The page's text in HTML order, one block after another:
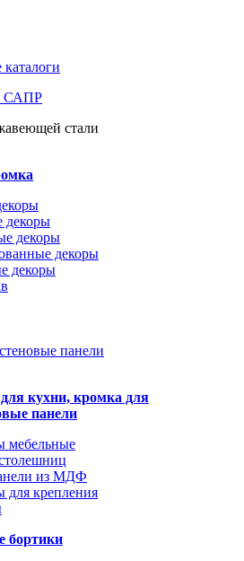
САПР
декоры
декоры
декоры
декоры
кухни, кромка для
панели
мебельные
из МДФ
крепления
бортики